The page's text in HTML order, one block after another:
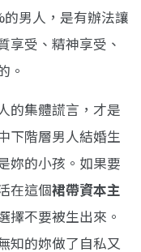
男人，是有辦法讓
享受、精神享受、
。
的集體謊言，才是
下階層男人結婚生
妳的小孩。如果要
在這個裙帶資本主
擇不要被生出來。
知的妳做了自私又